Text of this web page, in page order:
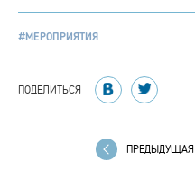
#МЕРОПРИЯТИЯ
ПОДЕЛИТЬСЯ
ПРЕДЫДУЩАЯ